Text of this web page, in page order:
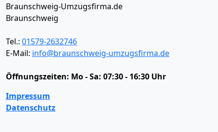
Braunschweig-Umzugsfirma.de
Braunschweig
Tel.: 01579-2632746
E-Mail: info@braunschweig-umzugsfirma.de
Öffnungszeiten: Mo - Sa: 07:30 - 16:30 Uhr
Impressum
Datenschutz